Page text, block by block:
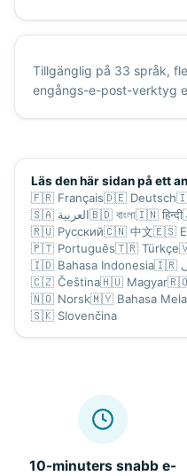
Tillgänglig på 33 språk,
engångs-e-post-verktyg
Läs den här sidan på ett
🇫🇷 Français🇩🇪 Deutsch
🇸🇦 العربية🇧🇩 বাংলা🇮🇳 हिन्दी
🇷🇺 Русский🇨🇳 中文🇪🇸
🇵🇹 Português🇹🇷 Türkçe
🇮🇩 Bahasa Indonesia🇮🇷
🇨🇿 Čeština🇭🇺 Magyar
🇳🇴 Norsk🇲🇾 Bahasa
🇸🇰 Slovenčina
10-minuters snabb e-